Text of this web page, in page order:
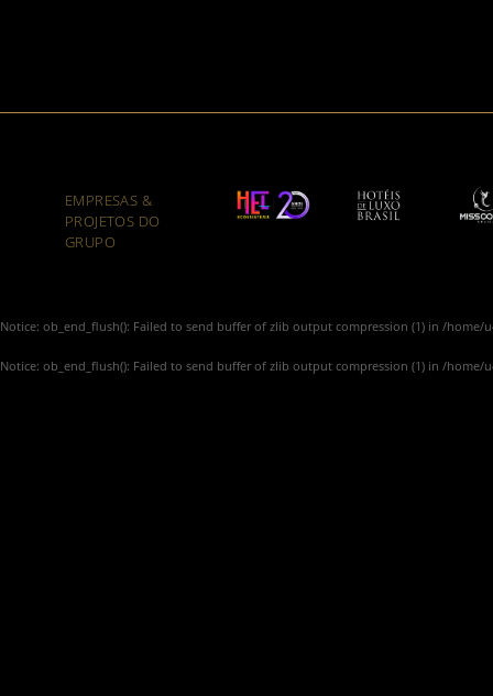
EMPRESAS &
PROJETOS DO
GRUPO
Notice: ob_end_flush(): Failed to send buffer of zlib output compression (1) in /home/
Notice: ob_end_flush(): Failed to send buffer of zlib output compression (1) in /home/